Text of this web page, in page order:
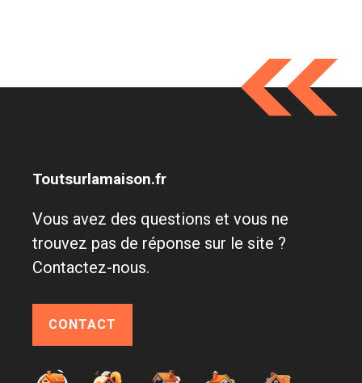
Toutsurlamaison.fr
Vous avez des questions et vous ne
trouvez pas de réponse sur le site ?
Contactez-nous.
CONTACT